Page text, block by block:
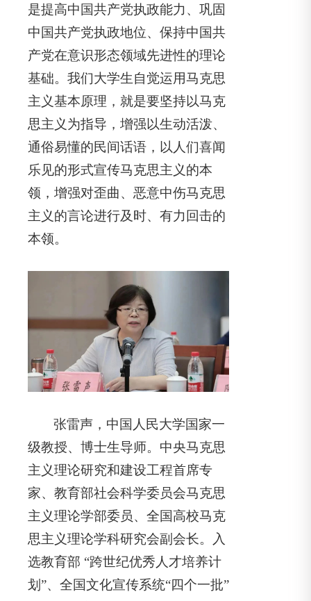
是提高中国共产党执政能力、巩固
中国共产党执政地位、保持中国共
产党在意识形态领域先进性的理论
基础。我们大学生自觉运用马克思
主义基本原理，就是要坚持以马克
思主义为指导，增强以生动活泼、
通俗易懂的民间话语，以人们喜闻
乐见的形式宣传马克思主义的本
领，增强对歪曲、恶意中伤马克思
主义的言论进行及时、有力回击的
本领。
张雷声，中国人民大学国家一
级教授、博士生导师。中央马克思
主义理论研究和建设工程首席专
家、教育部社会科学委员会马克思
主义理论学部委员、全国高校马克
思主义理论学科研究会副会长。入
选教育部 “跨世纪优秀人才培养计
划”、全国文化宣传系统“四个一批”